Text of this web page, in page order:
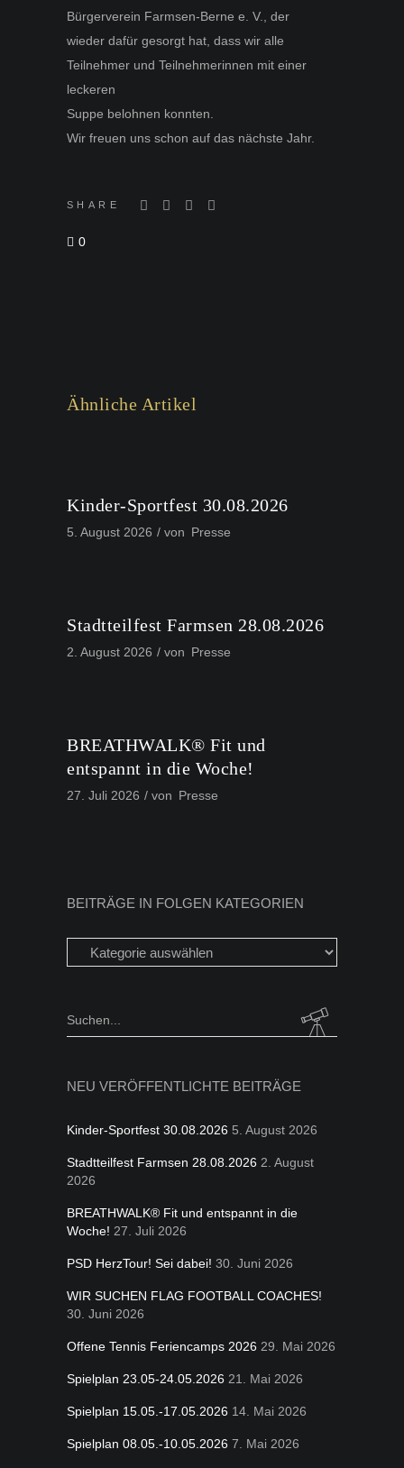
Bürgerverein Farmsen-Berne e. V., der
wieder dafür gesorgt hat, dass wir alle
Teilnehmer und Teilnehmerinnen mit einer
leckeren
Suppe belohnen konnten.
Wir freuen uns schon auf das nächste Jahr.
SHARE
0
Ähnliche Artikel
Kinder-Sportfest 30.08.2026
5. August 2026 von Presse
Stadtteilfest Farmsen 28.08.2026
2. August 2026 von Presse
BREATHWALK® Fit und
entspannt in die Woche!
27. Juli 2026 von Presse
BEITRÄGE IN FOLGEN KATEGORIEN
Beiträge
in
Kategorien
Search
NEU VERÖFFENTLICHTE BEITRÄGE
Kinder-Sportfest 30.08.2026 5. August 2026
Stadtteilfest Farmsen 28.08.2026 2. August
2026
BREATHWALK® Fit und entspannt in die
Woche! 27. Juli 2026
PSD HerzTour! Sei dabei! 30. Juni 2026
WIR SUCHEN FLAG FOOTBALL COACHES!
30. Juni 2026
Offene Tennis Feriencamps 2026 29. Mai 2026
Spielplan 23.05-24.05.2026 21. Mai 2026
Spielplan 15.05.-17.05.2026 14. Mai 2026
Spielplan 08.05.-10.05.2026 7. Mai 2026